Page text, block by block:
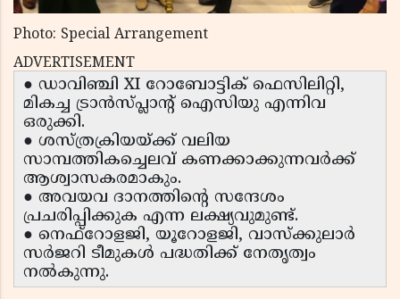
Photo: Special Arrangement
ADVERTISEMENT
● ഡാവിഞ്ചി XI റോബോട്ടിക് ഫെസിലിറ്റി,
മികച്ച ട്രാൻസ്പ്ലാന്റ് ഐസിയു എന്നിവ
ഒരുക്കി.
● ശസ്ത്രക്രിയയ്ക്ക് വലിയ
സാമ്പത്തികച്ചെലവ് കണക്കാക്കുന്നവർക്ക്
ആശ്വാസകരമാകും.
● അവയവ ദാനത്തിന്റെ സന്ദേശം
പ്രചരിപ്പിക്കുക എന്ന ലക്ഷ്യവുമുണ്ട്.
● നെഫ്റോളജി, യൂറോളജി, വാസ്ക്കുലാർ
സർജറി ടീമുകൾ പദ്ധതിക്ക് നേതൃത്വം
നൽകുന്നു.